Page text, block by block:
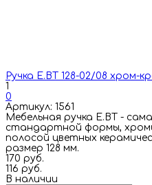
Ручка E.BT 128-02/08 хром-
1
0
Артикул: 1561
Мебельная ручка E.BT -
стандартной формы,
полосой цветных
размер 128 мм.
170 руб.
116 руб.
В наличии